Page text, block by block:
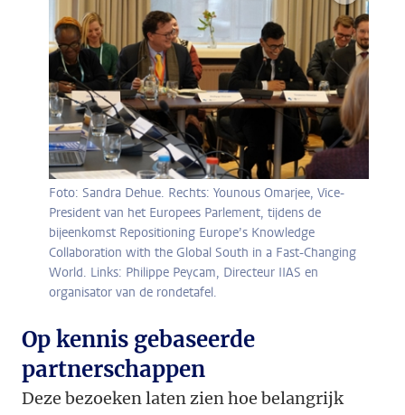
Foto: Sandra Dehue. Rechts: Younous Omarjee, Vice-
President van het Europees Parlement, tijdens de
bijeenkomst Repositioning Europe’s Knowledge
Collaboration with the Global South in a Fast-Changing
World. Links: Philippe Peycam, Directeur IIAS en
organisator van de rondetafel.
Op kennis gebaseerde
partnerschappen
Deze bezoeken laten zien hoe belangrijk